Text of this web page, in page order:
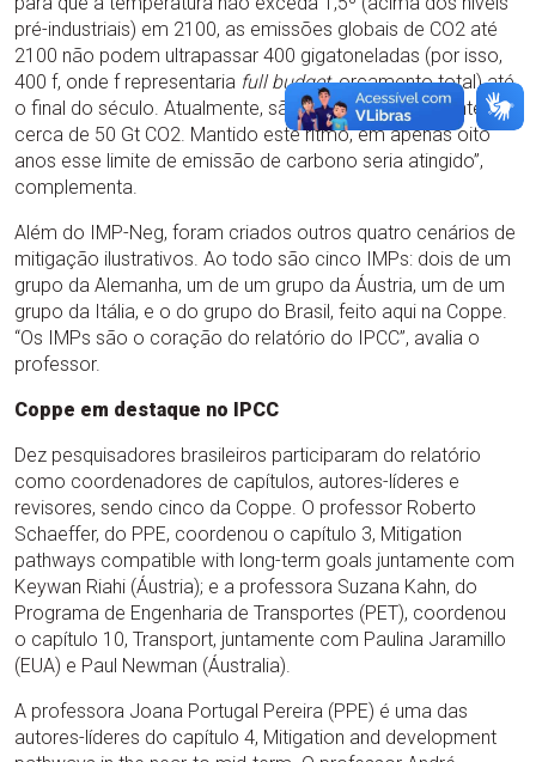
pré-industriais) em 2100, as emissões globais de CO2 até
2100 não podem ultrapassar 400 gigatoneladas (por isso,
400 f, onde f representaria full budget, orçamento total) até
o final do século. Atualmente, são emitidas, anualmente,
cerca de 50 Gt CO2. Mantido este ritmo, em apenas oito
anos esse limite de emissão de carbono seria atingido”,
complementa.
Além do IMP-Neg, foram criados outros quatro cenários de
mitigação ilustrativos. Ao todo são cinco IMPs: dois de um
grupo da Alemanha, um de um grupo da Áustria, um de um
grupo da Itália, e o do grupo do Brasil, feito aqui na Coppe.
“Os IMPs são o coração do relatório do IPCC”, avalia o
professor.
Coppe em destaque no IPCC
Dez pesquisadores brasileiros participaram do relatório
como coordenadores de capítulos, autores-líderes e
revisores, sendo cinco da Coppe. O professor Roberto
Schaeffer, do PPE, coordenou o capítulo 3, Mitigation
pathways compatible with long-term goals juntamente com
Keywan Riahi (Áustria); e a professora Suzana Kahn, do
Programa de Engenharia de Transportes (PET), coordenou
o capítulo 10, Transport, juntamente com Paulina Jaramillo
(EUA) e Paul Newman (Áustralia).
A professora Joana Portugal Pereira (PPE) é uma das
autores-líderes do capítulo 4, Mitigation and development